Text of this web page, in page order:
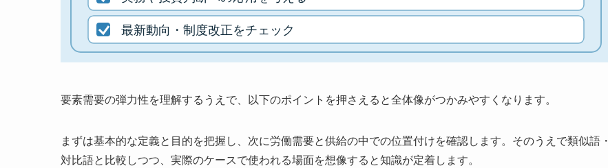
要素需要の弾力性を理解するうえで、以下のポイントを押さえると全体像がつかみやすくなります。
まずは基本的な定義と目的を把握し、次に労働需要と供給の中での位置付けを確認します。そのうえで類似語・
対比語と比較しつつ、実際のケースで使われる場面を想像すると知識が定着します。